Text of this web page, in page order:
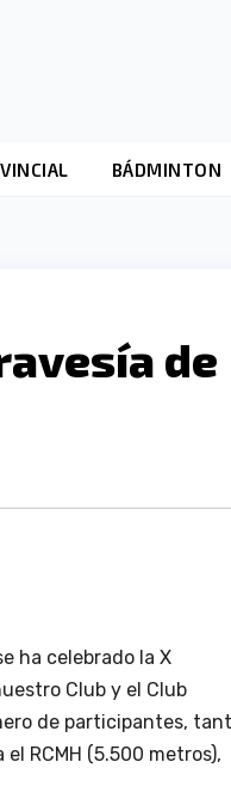
BÁDMINTON
de
ha celebrado la X
Club y el Club
de participantes,
RCMH (5.500 metros),